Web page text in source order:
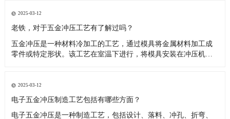
信、汽车制造等行业，整个金属冲压项目中使用的工艺是多样
的，为每一种工艺都在钣
2025-03-12
老铁，对于五金冲压工艺有了解过吗？
五金冲压是一种材料冷加工的工艺，通过模具将金属材料加工成
零件或特定形状。该工艺在室温下进行，将模具安装在冲压机
料的厚度选择合适的冲压机器。​五金冲压工艺是一种利用冲床及
模具将不锈钢、铁、铝
2025-03-12
电子五金冲压制造工艺包括有哪些方面？
电子五金冲压是一种制造工艺，包括设计、落料、冲孔、折弯、